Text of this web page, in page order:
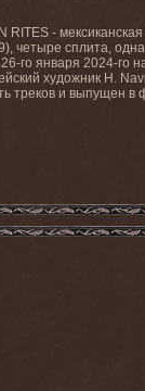
RITES -
четыре сплита,
го января 2024-го
художник H.
треков и выпущен в